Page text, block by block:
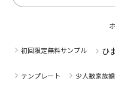
初回限定無料サンプル ひ
テンプレート 少人数家族